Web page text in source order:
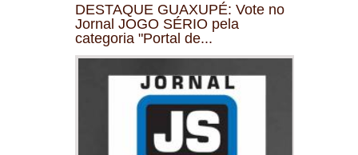
DESTAQUE GUAXUPÉ: Vote no
Jornal JOGO SÉRIO pela
categoria "Portal de...